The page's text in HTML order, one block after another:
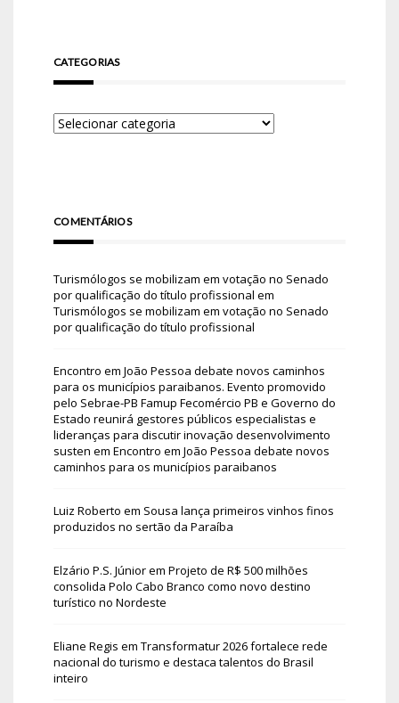
CATEGORIAS
COMENTÁRIOS
Turismólogos se mobilizam em votação no Senado
por qualificação do título profissional em
Turismólogos se mobilizam em votação no Senado
por qualificação do título profissional
Encontro em João Pessoa debate novos caminhos
para os municípios paraibanos. Evento promovido
pelo Sebrae-PB Famup Fecomércio PB e Governo do
Estado reunirá gestores públicos especialistas e
lideranças para discutir inovação desenvolvimento
susten em Encontro em João Pessoa debate novos
caminhos para os municípios paraibanos
Luiz Roberto em Sousa lança primeiros vinhos finos
produzidos no sertão da Paraíba
Elzário P.S. Júniorem Projeto de R$ 500 milhões
consolida Polo Cabo Branco como novo destino
turístico no Nordeste
Eliane Regis em Transformatur 2026 fortalece rede
nacional do turismo e destaca talentos do Brasil
inteiro